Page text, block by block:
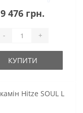
9 476 грн.
- +
КУПИТИ